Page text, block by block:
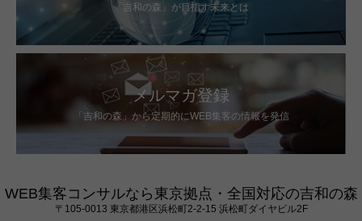
「吉和の森」が目指す未来とは
メルマガ登録
「吉和の森」から定期的にWEB集客の情報を発信
WEB集客コンサルなら東京拠点・全国対応の吉和の森
〒105‐0013 東京都港区浜松町2-2-15 浜松町ダイヤビル2F